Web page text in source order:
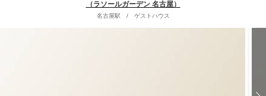
（ラソールガーデン 名古屋）
名古屋駅 / ゲストハウス